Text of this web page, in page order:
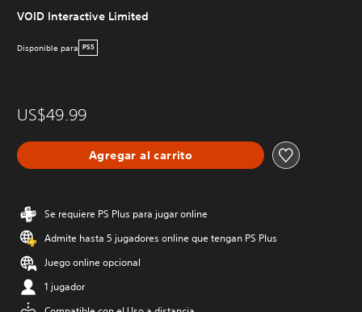
VOID Interactive Limited
Disponible para PS5
US$49.99
Agregar al carrito
Se requiere PS Plus para jugar online
Admite hasta 5 jugadores online que tengan PS Plus
Juego online opcional
1 jugador